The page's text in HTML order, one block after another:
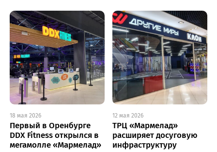
18 мая 2026
Первый в Оренбурге
DDX Fitness открылся в
мегамолле «Мармелад»
12 мая 2026
ТРЦ «Мармелад»
расширяет досуговую
инфраструктуру